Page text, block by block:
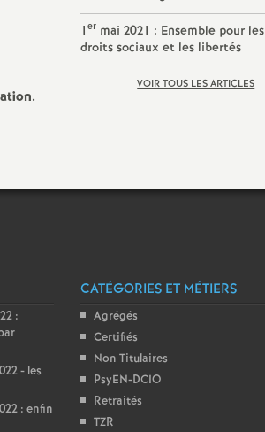
1ermai 2021 : Ensemble pour les
droits sociaux et les libertés
VOIR TOUS LES ARTICLES
:
- les
: enfin
CATÉGORIES ET MÉTIERS
Agrégés
Certifiés
Non Titulaires
PsyEN-DCIO
Retraités
TZR